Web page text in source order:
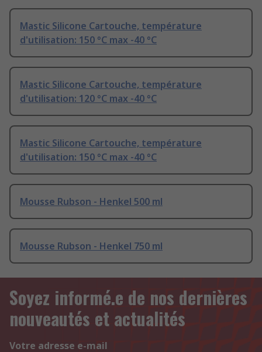
Mastic Silicone Cartouche, température
d'utilisation: 150 °C max -40 °C
Mastic Silicone Cartouche, température
d'utilisation: 120 °C max -40 °C
Mastic Silicone Cartouche, température
d'utilisation: 150 °C max -40 °C
Mousse Rubson - Henkel 500 ml
Mousse Rubson - Henkel 750 ml
Soyez informé.e de nos dernières
nouveautés et actualités
Votre adresse e-mail